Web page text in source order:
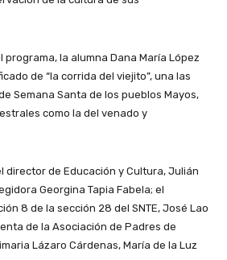
programa, la alumna Dana María López
de “la corrida del viejito”, una las
Semana Santa de los pueblos Mayos,
como la del venado y
director de Educación y Cultura, Julián
Georgina Tapia Fabela; el
8 de la sección 28 del SNTE, José Lao
de la Asociación de Padres de
Lázaro Cárdenas, María de la Luz